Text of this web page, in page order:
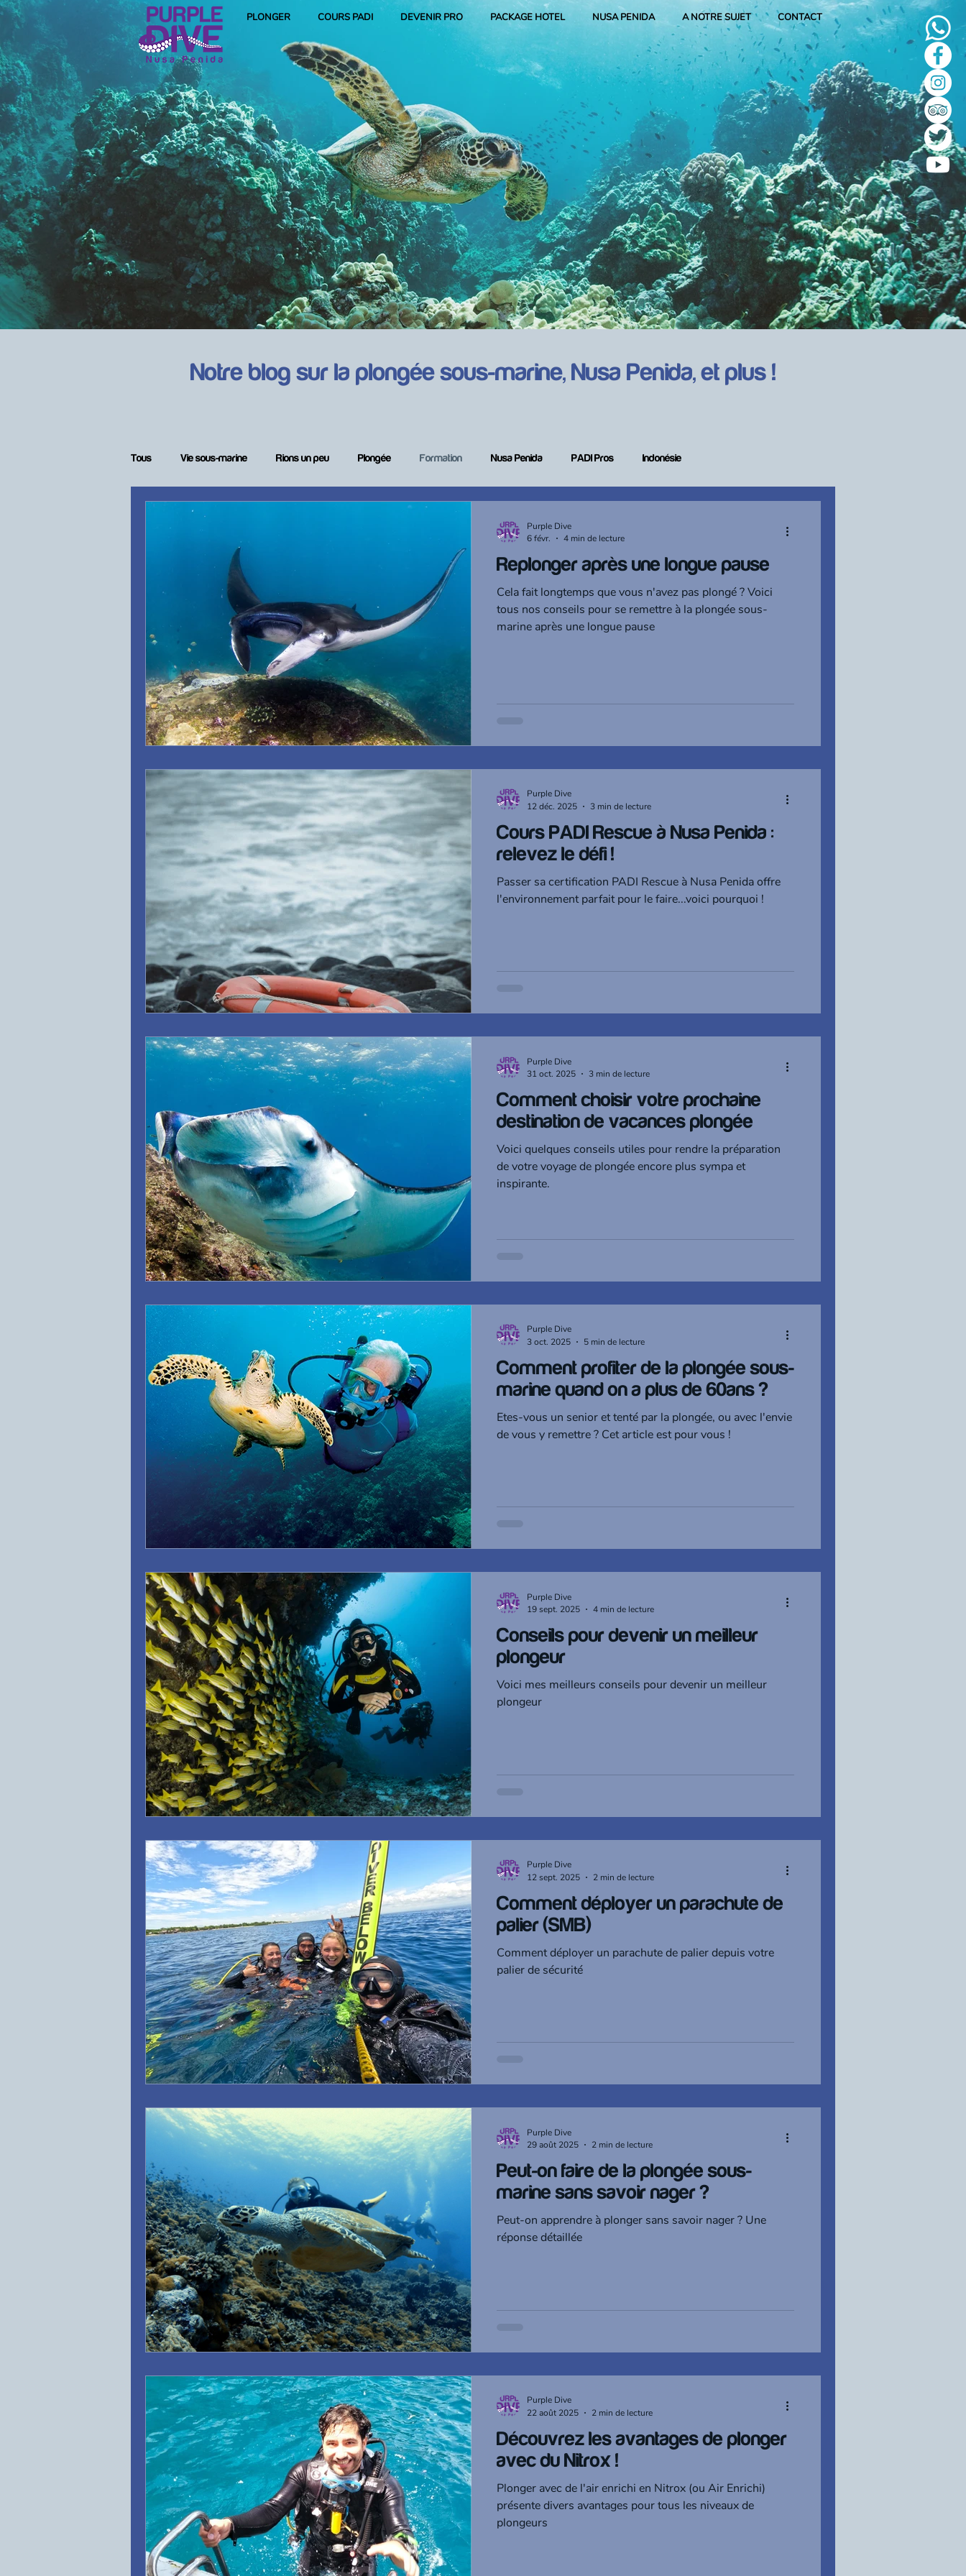
PLONGER COURS PADI DEVENIR PRO PACKAGE HOTEL NUSA PENIDA A NOTRE SUJET CONTACT
Notre blog sur la plongée sous-marine, Nusa Penida, et plus !
Tous Vie sous-marine Rions un peu Plongée Formation Nusa Penida PADI Pros Indonésie
Femmes en plongée
Replonger après une longue pause
Cela fait longtemps que vous n'avez pas plongé ? Voici
tous nos conseils pour se remettre à la plongée sous-
marine après une longue pause
Purple Dive
6 févr.
4 min de lecture
Cours PADI Rescue à Nusa Penida :
relevez le défi !
Passer sa certification PADI Rescue à Nusa Penida offre
l'environnement parfait pour le faire...voici pourquoi !
Purple Dive
12 déc. 2025
3 min de lecture
Comment choisir votre prochaine
destination de vacances plongée
Voici quelques conseils utiles pour rendre la préparation
de votre voyage de plongée encore plus sympa et
inspirante.
Purple Dive
31 oct. 2025
3 min de lecture
Comment profiter de la plongée sous-
marine quand on a plus de 60ans ?
Etes-vous un senior et tenté par la plongée, ou avec l'envie
de vous y remettre ? Cet article est pour vous !
Purple Dive
3 oct. 2025
5 min de lecture
Conseils pour devenir un meilleur
plongeur
Voici mes meilleurs conseils pour devenir un meilleur
plongeur
Purple Dive
19 sept. 2025
4 min de lecture
Comment déployer un parachute de
palier (SMB)
Comment déployer un parachute de palier depuis votre
palier de sécurité
Purple Dive
12 sept. 2025
2 min de lecture
Peut-on faire de la plongée sous-
marine sans savoir nager ?
Peut-on apprendre à plonger sans savoir nager ? Une
réponse détaillée
Purple Dive
29 août 2025
2 min de lecture
Découvrez les avantages de plonger
avec du Nitrox !
Plonger avec de l'air enrichi en Nitrox (ou Air Enrichi)
présente divers avantages pour tous les niveaux de
plongeurs
Purple Dive
22 août 2025
2 min de lecture